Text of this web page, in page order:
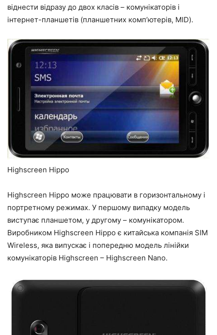
віднести відразу до двох класів – комунікаторів і
інтернет-планшетів (планшетних комп’ютерів, MID).
Highscreen Hippo
Highscreen Hippo може працювати в горизонтальному і
портретному режимах. У першому випадку модель
виступає планшетом, у другому – комунікатором.
Виробником Highscreen Hippo є китайська компанія SIM
Wireless, яка випускає і попередню модель лінійки
комунікаторів Highscreen – Highscreen Nano.